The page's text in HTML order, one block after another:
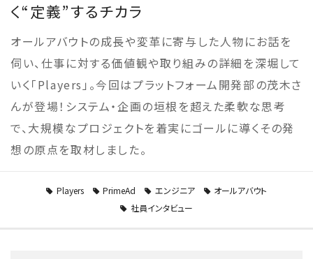
く“定義”するチカラ
オールアバウトの成長や変革に寄与した人物にお話を
伺い、仕事に対する価値観や取り組みの詳細を深堀して
いく「Players」。今回はプラットフォーム開発部の茂木さ
んが登場！システム・企画の垣根を超えた柔軟な思考
で、大規模なプロジェクトを着実にゴールに導くその発
想の原点を取材しました。
Players PrimeAd エンジニア
オールアバウト
社員インタビュー